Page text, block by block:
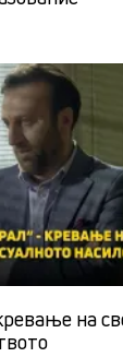
на